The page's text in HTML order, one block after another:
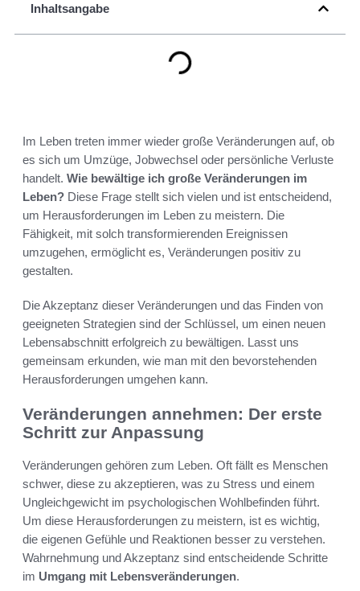
Inhaltsangabe
Im Leben treten immer wieder große Veränderungen auf, ob
es sich um Umzüge, Jobwechsel oder persönliche Verluste
handelt. Wie bewältige ich große Veränderungen im
Leben? Diese Frage stellt sich vielen und ist entscheidend,
um Herausforderungen im Leben zu meistern. Die
Fähigkeit, mit solch transformierenden Ereignissen
umzugehen, ermöglicht es, Veränderungen positiv zu
gestalten.
Die Akzeptanz dieser Veränderungen und das Finden von
geeigneten Strategien sind der Schlüssel, um einen neuen
Lebensabschnitt erfolgreich zu bewältigen. Lasst uns
gemeinsam erkunden, wie man mit den bevorstehenden
Herausforderungen umgehen kann.
Veränderungen annehmen: Der erste
Schritt zur Anpassung
Veränderungen gehören zum Leben. Oft fällt es Menschen
schwer, diese zu akzeptieren, was zu Stress und einem
Ungleichgewicht im psychologischen Wohlbefinden führt.
Um diese Herausforderungen zu meistern, ist es wichtig,
die eigenen Gefühle und Reaktionen besser zu verstehen.
Wahrnehmung und Akzeptanz sind entscheidende Schritte
im Umgang mit Lebensveränderungen.